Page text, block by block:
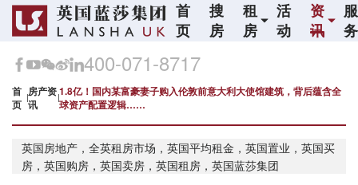
首
页
搜
房
租
房
活
动
资
讯
服
务
400-071-8717
首
页
房产资
讯
1.8亿！国内某富豪妻子购入伦敦前意大利大使馆建筑，背后蕴含全
球资产配置逻辑……
英国房地产，全英租房市场，英国平均租金，英国置业，英国买
房，英国购房，英国卖房，英国租房，英国蓝莎集团